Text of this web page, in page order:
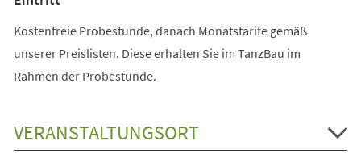
Kostenfreie Probestunde, danach Monatstarife gemäß
unserer Preislisten. Diese erhalten Sie im TanzBau im
Rahmen der Probestunde.
VERANSTALTUNGSORT